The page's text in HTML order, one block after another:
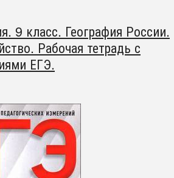
9 класс. География России.
Рабочая тетрадь с
ЕГЭ.